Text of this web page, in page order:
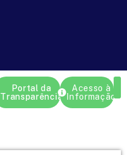
Portal da
Transparência
Acesso à
Informação